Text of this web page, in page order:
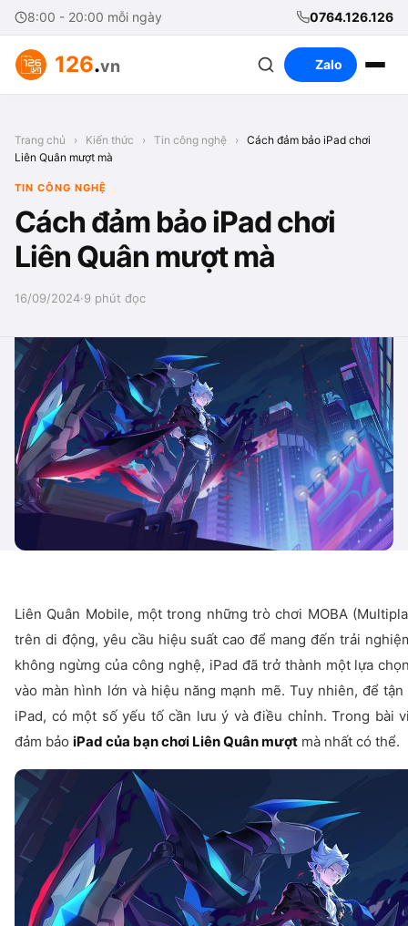
8:00 - 20:00 mỗi ngày 0764.126.126
126.vn Zalo
Trang chủ › Kiến thức › Tin công nghệ › Cách đảm bảo iPad chơi
Liên Quân mượt mà
TIN CÔNG NGHỆ
Cách đảm bảo iPad chơi
Liên Quân mượt mà
16/09/2024·9 phút đọc
Liên Quân Mobile, một trong những trò chơi MOBA
trên di động, yêu cầu hiệu suất cao để mang đến trải
không ngừng của công nghệ, iPad đã trở thành một lựa
vào màn hình lớn và hiệu năng mạnh mẽ. Tuy nhiên, để
iPad, có một số yếu tố cần lưu ý và điều chỉnh. Trong bài
đảm bảo iPad của bạn chơi Liên Quân mượt mà nhất có thể.